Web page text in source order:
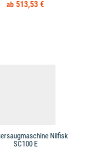
513,53 €
Nilfisk
SC100 E